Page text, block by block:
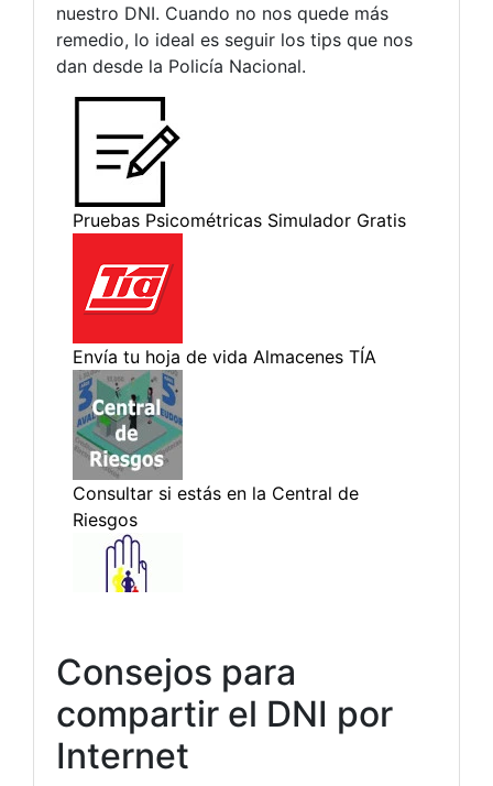
nuestro DNI. Cuando no nos quede más
remedio, lo ideal es seguir los tips que nos
dan desde la Policía Nacional.
Consejos para
compartir el DNI por
Internet